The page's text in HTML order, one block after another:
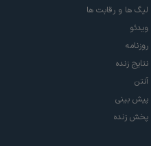
لیگ ها و رقابت ها
ویدئو
روزنامه
نتایج زنده
آنتن
پیش بینی
پخش زنده